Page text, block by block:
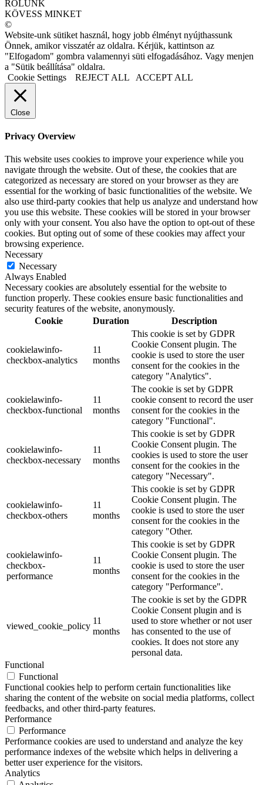
RÓLUNK
KÖVESS MINKET
©
Website-unk sütiket használ, hogy jobb élményt nyújthassunk
Önnek, amikor visszatér az oldalra. Kérjük, kattintson az
"Elfogadom" gombra valamennyi süti elfogadásához. Vagy menjen
a "Sütik beállítása" oldalra.
Cookie Settings
REJECT ALL ACCEPT ALL
Close
Privacy Overview
This website uses cookies to improve your experience while you
navigate through the website. Out of these, the cookies that are
categorized as necessary are stored on your browser as they are
essential for the working of basic functionalities of the website. We
also use third-party cookies that help us analyze and understand how
you use this website. These cookies will be stored in your browser
only with your consent. You also have the option to opt-out of these
cookies. But opting out of some of these cookies may affect your
browsing experience.
Necessary
Necessary
Always Enabled
Necessary cookies are absolutely essential for the website to
function properly. These cookies ensure basic functionalities and
security features of the website, anonymously.
Cookie
Duration Description
cookielawinfo-
checkbox-analytics
11
months
This cookie is set by GDPR
Cookie Consent plugin. The
cookie is used to store the user
consent for the cookies in the
category "Analytics".
cookielawinfo-
checkbox-functional
11
months
The cookie is set by GDPR
cookie consent to record the user
consent for the cookies in the
category "Functional".
cookielawinfo-
checkbox-necessary
11
months
This cookie is set by GDPR
Cookie Consent plugin. The
cookies is used to store the user
consent for the cookies in the
category "Necessary".
cookielawinfo-
checkbox-others
11
months
This cookie is set by GDPR
Cookie Consent plugin. The
cookie is used to store the user
consent for the cookies in the
category "Other.
cookielawinfo-
checkbox-
performance
11
months
This cookie is set by GDPR
Cookie Consent plugin. The
cookie is used to store the user
consent for the cookies in the
category "Performance".
viewed_cookie_policy
11
months
The cookie is set by the GDPR
Cookie Consent plugin and is
used to store whether or not user
has consented to the use of
cookies. It does not store any
personal data.
Functional
Functional
Functional cookies help to perform certain functionalities like
sharing the content of the website on social media platforms, collect
feedbacks, and other third-party features.
Performance
Performance
Performance cookies are used to understand and analyze the key
performance indexes of the website which helps in delivering a
better user experience for the visitors.
Analytics